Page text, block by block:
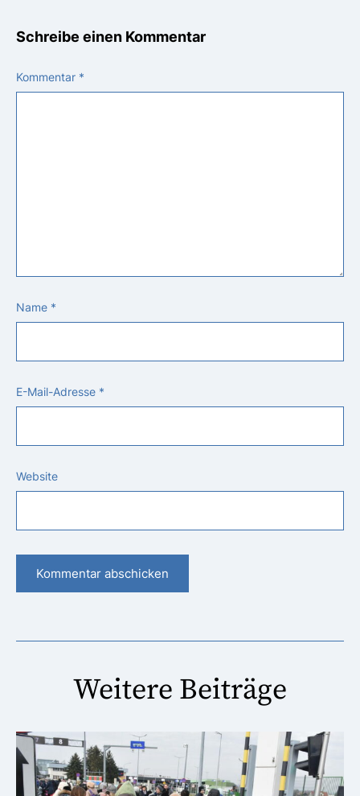
Schreibe einen Kommentar
Kommentar *
Name *
E-Mail-Adresse *
Website
Weitere Beiträge